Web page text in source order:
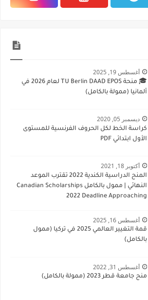
أغسطس 19, 2025
🎓 منحة TU Berlin DAAD EPOS لعام 2026 في
ألمانيا (ممولة بالكامل)
ديسمبر 05, 2020
كراسة الخط لكل الحروف الفرنسية للمستوى
الأول ابتدائي PDF
أكتوبر 18, 2021
المنح الدراسية الكندية 2022 تقترب الموعد
النهائي | ممول بالكامل Canadian Scholarships
2022 Deadline Approaching
أغسطس 16, 2025
قمة التغيير العالمي 2025 في تركيا (ممول
بالكامل)
أغسطس 31, 2022
منح جامعة قطر 2023 (ممولة بالكامل)